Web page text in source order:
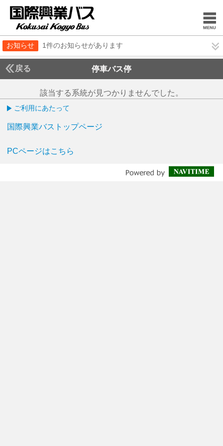
お知らせ 1件のお知らせがあります
戻る 停車バス停
該当する系統が見つかりませんでした。
ご利用にあたって
国際興業バストップページ
PCページはこちら